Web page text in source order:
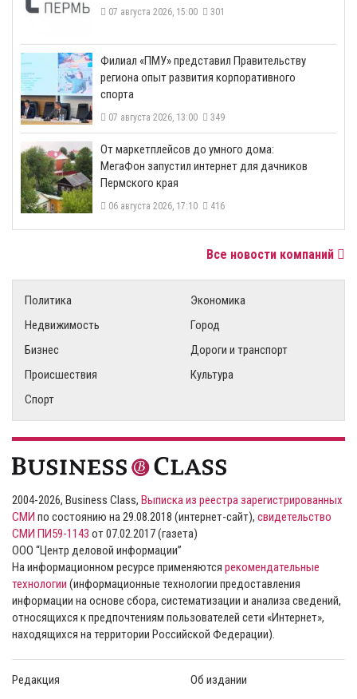
07 августа 2026, 15:00 301
​Филиал «ПМУ» представил Правительству
региона опыт развития корпоративного
спорта
07 августа 2026, 13:00 349
От маркетплейсов до умного дома:
МегаФон запустил интернет для дачников
Пермского края
06 августа 2026, 17:10 416
Все новости компаний
Политика
Экономика
Недвижимость
Город
Бизнес
Дороги и транспорт
Происшествия
Культура
Спорт
2004-2026, Business Class, Выписка из реестра зарегистрированных
СМИ по состоянию на 29.08.2018 (интернет-сайт), свидетельство
СМИ ПИ59-1143 от 07.02.2017 (газета)
ООО “Центр деловой информации”
На информационном ресурсе применяются рекомендательные
технологии (информационные технологии предоставления
информации на основе сбора, систематизации и анализа сведений,
относящихся к предпочтениям пользователей сети «Интернет»,
находящихся на территории Российской Федерации).
Редакция Об издании